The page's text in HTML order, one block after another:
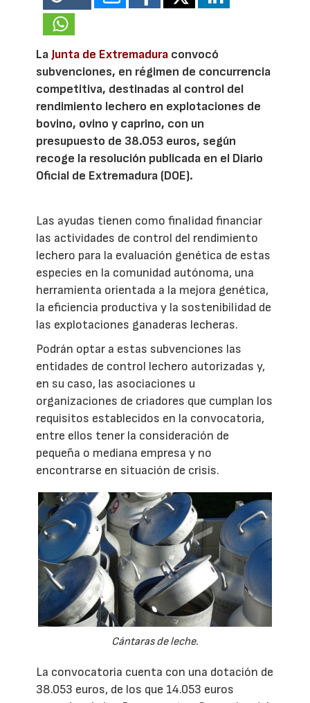
La Junta de Extremadura convocó
subvenciones, en régimen de concurrencia
competitiva, destinadas al control del
rendimiento lechero en explotaciones de
bovino, ovino y caprino, con un
presupuesto de 38.053 euros, según
recoge la resolución publicada en el Diario
Oficial de Extremadura (DOE).
Las ayudas tienen como finalidad financiar
las actividades de control del rendimiento
lechero para la evaluación genética de estas
especies en la comunidad autónoma, una
herramienta orientada a la mejora genética,
la eficiencia productiva y la sostenibilidad de
las explotaciones ganaderas lecheras.
Podrán optar a estas subvenciones las
entidades de control lechero autorizadas y,
en su caso, las asociaciones u
organizaciones de criadores que cumplan los
requisitos establecidos en la convocatoria,
entre ellos tener la consideración de
pequeña o mediana empresa y no
encontrarse en situación de crisis.
Cántaras de leche.
La convocatoria cuenta con una dotación de
38.053 euros, de los que 14.053 euros